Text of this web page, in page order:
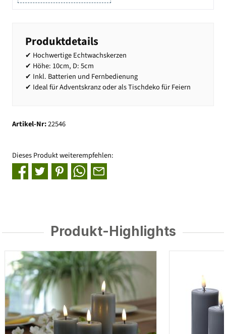
Produktdetails
✔ Hochwertige Echtwachskerzen
✔ Höhe: 10cm, D: 5cm
✔ Inkl. Batterien und Fernbedienung
✔ Ideal für Adventskranz oder als Tischdeko für Feiern
Artikel-Nr:22546
Dieses Produkt weiterempfehlen:
Produkt-Highlights